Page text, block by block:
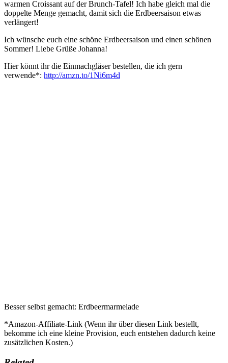
warmen Croissant auf der Brunch-Tafel! Ich habe gleich mal die
doppelte Menge gemacht, damit sich die Erdbeersaison etwas
verlängert!
Ich wünsche euch eine schöne Erdbeersaison und einen schönen
Sommer! Liebe Grüße Johanna!
Hier könnt ihr die Einmachgläser bestellen, die ich gern
verwende*: http://amzn.to/1Ni6m4d
Besser selbst gemacht: Erdbeermarmelade
*Amazon-Affiliate-Link (Wenn ihr über diesen Link bestellt,
bekomme ich eine kleine Provision, euch entstehen dadurch keine
zusätzlichen Kosten.)